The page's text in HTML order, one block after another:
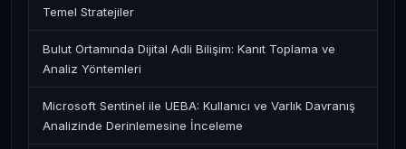
Temel Stratejiler
Bulut Ortamında Dijital Adli Bilişim: Kanıt Toplama ve
Analiz Yöntemleri
Microsoft Sentinel ile UEBA: Kullanıcı ve Varlık Davranış
Analizinde Derinlemesine İnceleme